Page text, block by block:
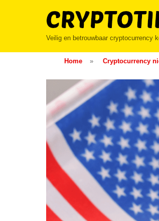
Veilig en betrouwbaar cryptocurrency
Home » Cryptocurrency